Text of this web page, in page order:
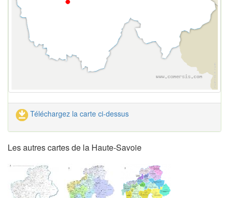
Téléchargez la carte ci-dessus
Les autres cartes de la Haute-Savoie